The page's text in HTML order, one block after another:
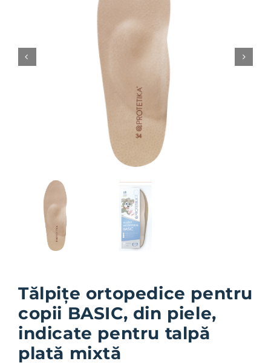
Tălpițe ortopedice pentru
copii BASIC, din piele,
indicate pentru talpă
plată mixtă